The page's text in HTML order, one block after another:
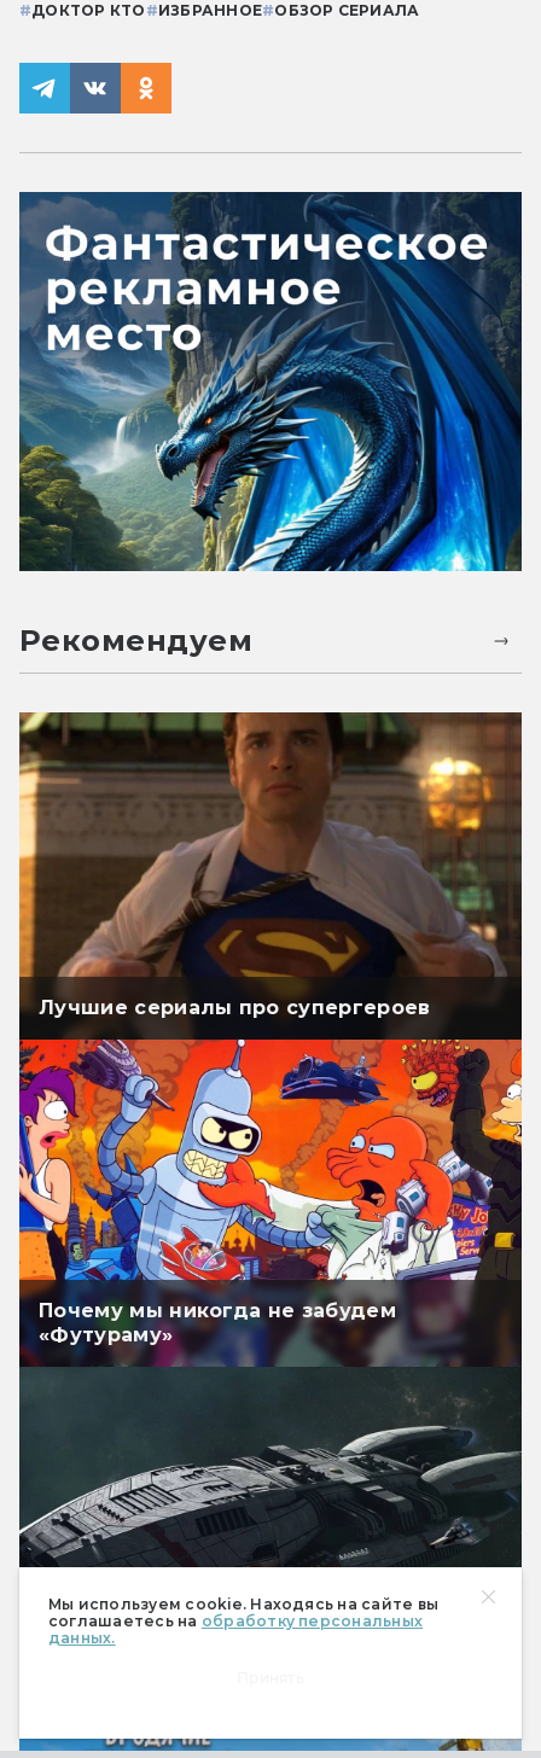
Мы используем cookie. Находясь на сайте вы
соглашаетесь на обработку персональных
данных.
#ДОКТОР КТО #ИЗБРАННОЕ#ОБЗОР СЕРИАЛА
Рекомендуем
Лучшие сериалы про супергероев
Почему мы никогда не забудем
«Футураму»
Звёздный крейсер «Галактика»: две
такие разные фантастические